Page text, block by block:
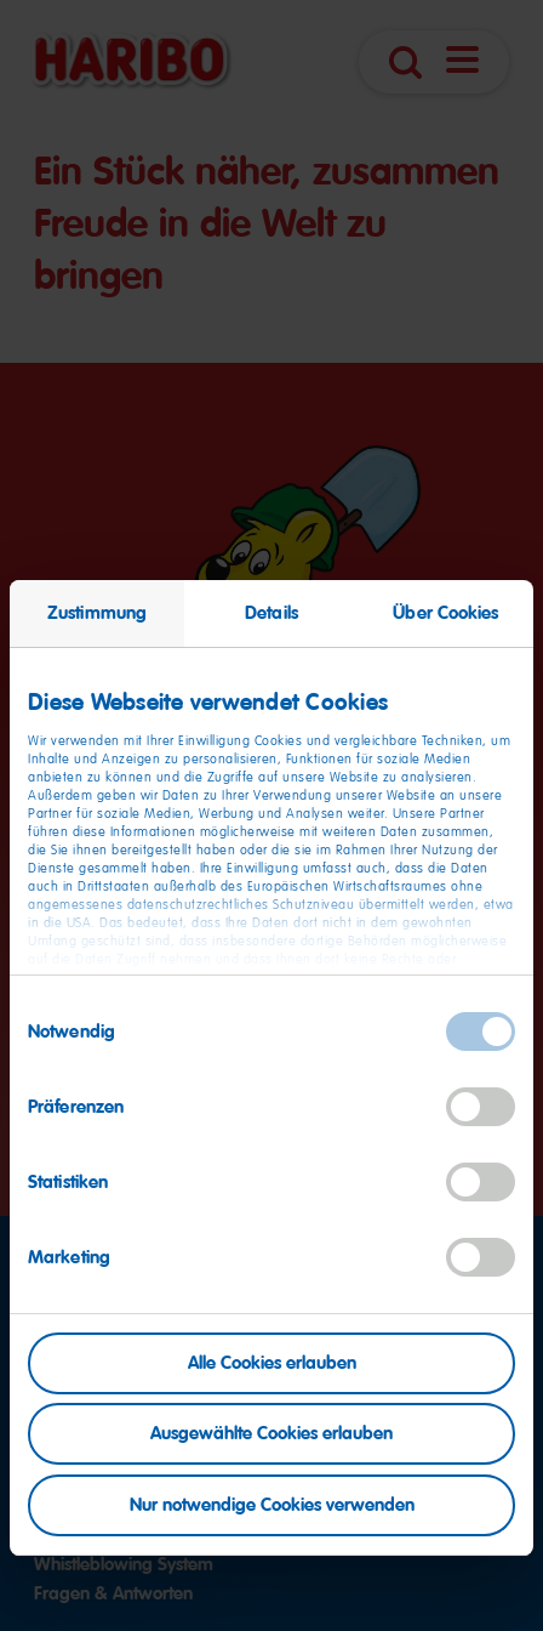
Zustimmung Details Über Cookies
Diese Webseite verwendet Cookies
Wir verwenden mit Ihrer Einwilligung Cookies und vergleichbare Techniken, um
Inhalte und Anzeigen zu personalisieren, Funktionen für soziale Medien
anbieten zu können und die Zugriffe auf unsere Website zu analysieren.
Außerdem geben wir Daten zu Ihrer Verwendung unserer Website an unsere
Partner für soziale Medien, Werbung und Analysen weiter. Unsere Partner
führen diese Informationen möglicherweise mit weiteren Daten zusammen,
die Sie ihnen bereitgestellt haben oder die sie im Rahmen Ihrer Nutzung der
Dienste gesammelt haben. Ihre Einwilligung umfasst auch, dass die Daten
auch in Drittstaaten außerhalb des Europäischen Wirtschaftsraumes ohne
angemessenes datenschutzrechtliches Schutzniveau übermittelt werden, etwa
in die USA. Das bedeutet, dass Ihre Daten dort nicht in dem gewohnten
Umfang geschützt sind, dass insbesondere dortige Behörden möglicherweise
Rechtsbehelfe zur Verfügung stehen. Sie haben das Rechts, Ihre Einwilligung
finden Sie detaillierten Informationen zur Verarbeitung
Ihrer Daten und zum Widerruf Ihrer Einwilligung. Unser Impressum finden Sie
Notwendig
Präferenzen
Statistiken
Marketing
Alle Cookies erlauben
Ausgewählte Cookies erlauben
Nur notwendige Cookies verwenden
Ein Stück näher, zusammen
Freude in die Welt zu
bringen
Wartungsarbeiten - Wir
bitten um etwas Geduld
Vielen Dank für Ihr Interesse an der bunten Karrierewelt von
andauern. Dadurch ist eine Bewerbung momentan leider nicht
möglich. Bitte probieren Sie es später erneut. Vielen Dank für
Facebook Instagram YouTube
LinkedIn
Whistleblowing System
Fragen & Antworten